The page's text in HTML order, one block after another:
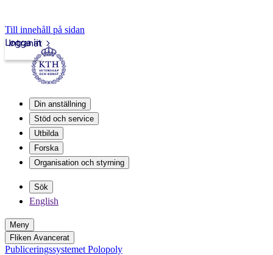
Till innehåll på sidan
Intranät
Logga in
Din anställning
Stöd och service
Utbilda
Forska
Organisation och styrning
Sök
English
Meny
Fliken Avancerat
Publiceringssystemet Polopoly